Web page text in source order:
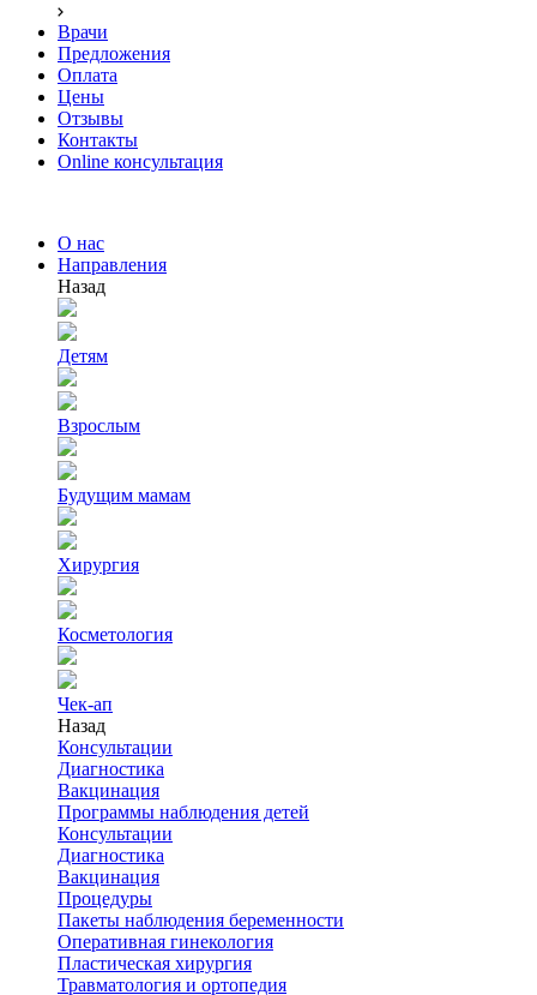
Врачи
Предложения
Оплата
Цены
Отзывы
Контакты
Online консультация
О нас
Направления
Назад
Детям
Взрослым
Будущим мамам
Хирургия
Косметология
Чек-ап
Назад
Консультации
Диагностика
Вакцинация
Программы наблюдения детей
Консультации
Диагностика
Вакцинация
Процедуры
Пакеты наблюдения беременности
Оперативная гинекология
Пластическая хирургия
Травматология и ортопедия